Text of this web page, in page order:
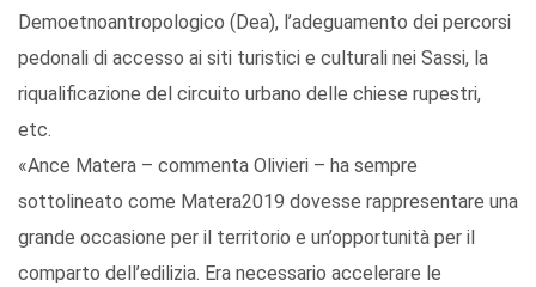
Demoetnoantropologico (Dea), l’adeguamento dei percorsi
pedonali di accesso ai siti turistici e culturali nei Sassi, la
riqualificazione del circuito urbano delle chiese rupestri,
etc.
«Ance Matera – commenta Olivieri – ha sempre
sottolineato come Matera2019 dovesse rappresentare una
grande occasione per il territorio e un’opportunità per il
comparto dell’edilizia. Era necessario accelerare le